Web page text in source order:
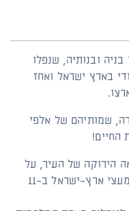
ובנותיה, שנפלו
בארץ ישראל ואחז
שמותיהם של אלפי
החיים!
הירוקה של העיר, על
פני 45 דונם, שבהם ניטעו 400 עצים מעצי ארץ-ישראל ב-11